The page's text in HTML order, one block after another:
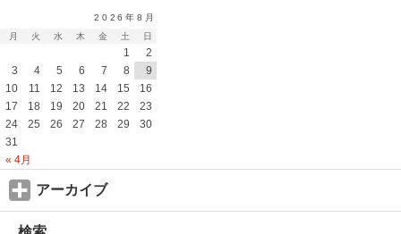
2026年8月
月
火 水 木 金 土 日
« 4月
1
2
3
4 5 6 7 8
9
10
11 12 13 14 15
16
17
18 19 20 21 22
23
24
25 26 27 28 29
30
31
アーカイブ